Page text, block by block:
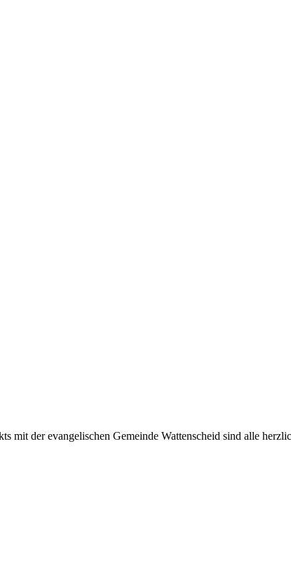
der evangelischen Gemeinde Wattenscheid sind alle